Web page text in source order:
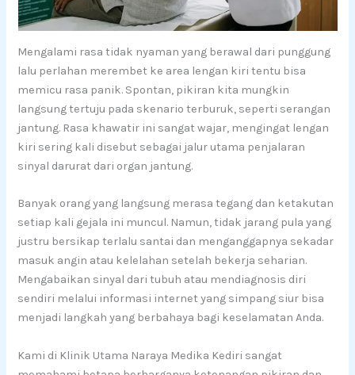
Mengalami rasa tidak nyaman yang berawal dari punggung
lalu perlahan merembet ke area lengan kiri tentu bisa
memicu rasa panik. Spontan, pikiran kita mungkin
langsung tertuju pada skenario terburuk, seperti serangan
jantung. Rasa khawatir ini sangat wajar, mengingat lengan
kiri sering kali disebut sebagai jalur utama penjalaran
sinyal darurat dari organ jantung.
Banyak orang yang langsung merasa tegang dan ketakutan
setiap kali gejala ini muncul. Namun, tidak jarang pula yang
justru bersikap terlalu santai dan menganggapnya sekadar
masuk angin atau kelelahan setelah bekerja seharian.
Mengabaikan sinyal dari tubuh atau mendiagnosis diri
sendiri melalui informasi internet yang simpang siur bisa
menjadi langkah yang berbahaya bagi keselamatan Anda.
Kami di Klinik Utama Naraya Medika Kediri sangat